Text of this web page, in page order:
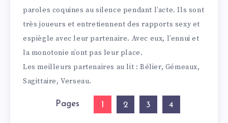
paroles coquines au silence pendant l’acte. Ils sont
très joueurs et entretiennent des rapports sexy et
espiègle avec leur partenaire. Avec eux, l’ennui et
la monotonie n’ont pas leur place.
Les meilleurs partenaires au lit : Bélier, Gémeaux,
Sagittaire, Verseau.
Pages 1 2 3 4